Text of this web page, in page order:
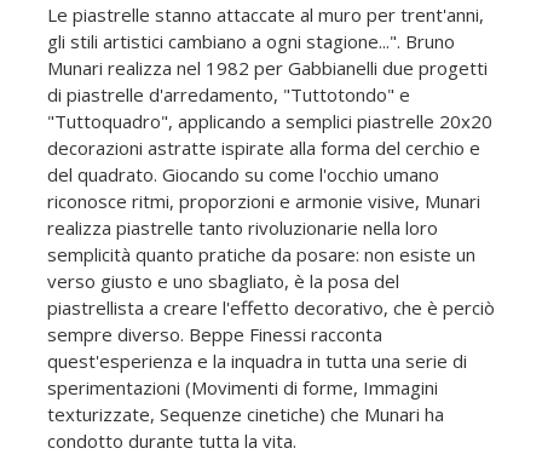
Le piastrelle stanno attaccate al muro per trent'anni,
gli stili artistici cambiano a ogni stagione...". Bruno
Munari realizza nel 1982 per Gabbianelli due progetti
di piastrelle d'arredamento, "Tuttotondo" e
"Tuttoquadro", applicando a semplici piastrelle 20x20
decorazioni astratte ispirate alla forma del cerchio e
del quadrato. Giocando su come l'occhio umano
riconosce ritmi, proporzioni e armonie visive, Munari
realizza piastrelle tanto rivoluzionarie nella loro
semplicità quanto pratiche da posare: non esiste un
verso giusto e uno sbagliato, è la posa del
piastrellista a creare l'effetto decorativo, che è perciò
sempre diverso. Beppe Finessi racconta
quest'esperienza e la inquadra in tutta una serie di
sperimentazioni (Movimenti di forme, Immagini
texturizzate, Sequenze cinetiche) che Munari ha
condotto durante tutta la vita.